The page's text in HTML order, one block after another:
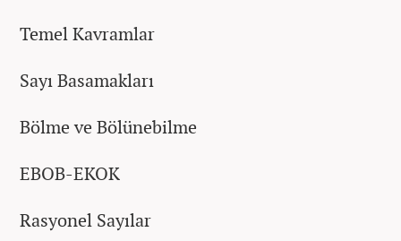
Temel Kavramlar
Sayı Basamakları
Bölme ve Bölünebilme
EBOB-EKOK
Rasyonel Sayılar